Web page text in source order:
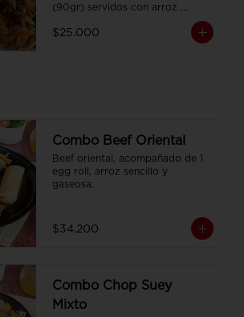
(90gr) servidos con arroz
personal
$25.000
Combo Beef Oriental
Beef oriental, acompañado de 1
egg roll, arroz sencillo y
gaseosa.
$34.200
Combo Chop Suey
Mixto